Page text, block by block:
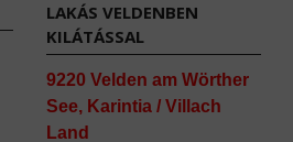
LAKÁS VELDENBEN
KILÁTÁSSAL
9220 Velden am Wörther
See, Karintia / Villach
Land